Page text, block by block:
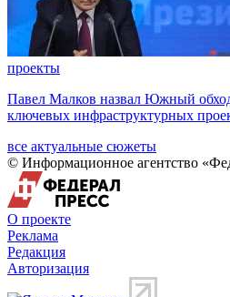
проекты
Павел Малков назвал Южный
ключевых инфраструктурных
все актуальные сюжеты
© Информационное агентство
О проекте
Реклама
Редакция
Авторизация